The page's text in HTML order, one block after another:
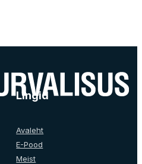
Lingid
Avaleht
E-Pood
Meist